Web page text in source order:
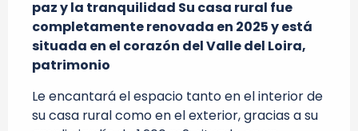
paz y la tranquilidad Su casa rural fue
completamente renovada en 2025 y está
situada en el corazón del Valle del Loira,
patrimonio
Le encantará el espacio tanto en el interior de
su casa rural como en el exterior, gracias a su